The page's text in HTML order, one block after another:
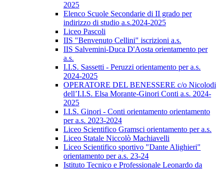
2025
Elenco Scuole Secondarie di II grado per
indirizzo di studio a.s.2024-2025
Liceo Pascoli
IIS "Benvenuto Cellini" iscrizioni a.s.
IIS Salvemini-Duca D'Aosta orientamento per
a.s.
I.I.S. Sassetti - Peruzzi orientamento per a.s.
2024-2025
OPERATORE DEL BENESSERE c/o Nicolodi
dell’I.I.S. Elsa Morante-Ginori Conti a.s. 2024-
2025
I.I.S. Ginori - Conti orientamento orientamento
per a.s. 2023-2024
Liceo Scientifico Gramsci orientamento per a.s.
Liceo Statale Niccolò Machiavelli
Liceo Scientifico sportivo "Dante Alighieri"
orientamento per a.s. 23-24
Istituto Tecnico e Professionale Leonardo da